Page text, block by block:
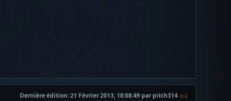
#4
Dernière édition: 21 Février 2013, 18:08:49 par pitch314